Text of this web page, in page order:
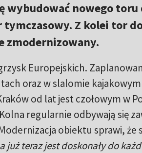
wybudować nowego toru
Z kolei tor
zmodernizowany.
Europejskich.
oraz w slalomie kajakowym
od lat jest czołowym w
regularnie odbywają się
obiektu sprawi, że
już teraz jest doskonały do